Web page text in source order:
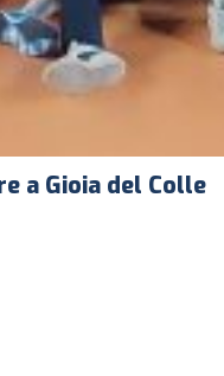
a Gioia del Colle